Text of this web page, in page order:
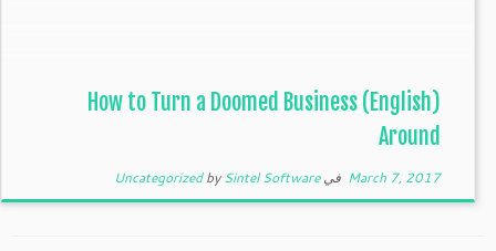
(English) How to Turn a Doomed Business
Around
March 7, 2017 في UncategorizedbySintel Software